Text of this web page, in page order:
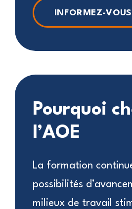
INFORMEZ-VOUS
Pourquoi
l’AOE
La formation
possibilités
milieux de travail